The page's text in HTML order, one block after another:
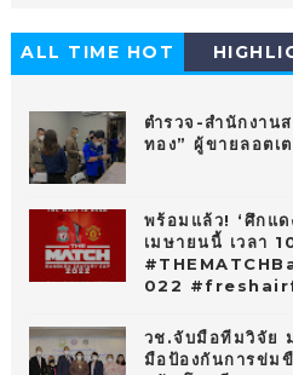
ALL TIME HOT
ตำรวจ-สำนักงาน
ทอง” ผู้ขายลอตเ
พร้อมแล้ว! ‘ศึกแด
เมษายนนี้ เวลา
022
วช.จับมือทีมวิจัย
มือป้องกันการข่ม